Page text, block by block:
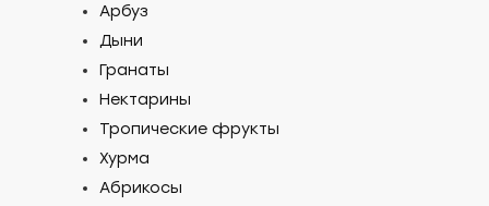
Арбуз
Дыни
Гранаты
Нектарины
Тропические фрукты
Хурма
Абрикосы